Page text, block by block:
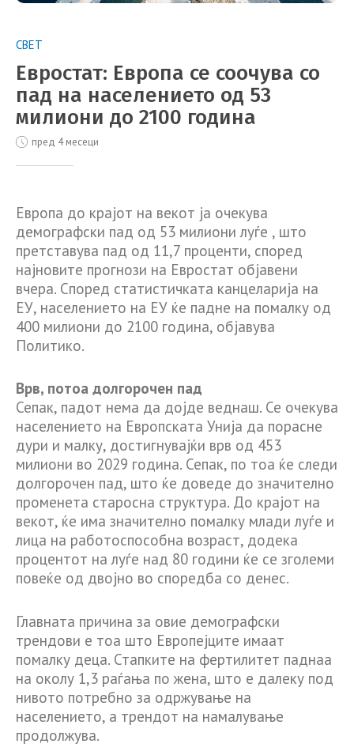
СВЕТ
Евростат: Европа се соочува со
пад на населението од 53
милиони до 2100 година
пред 4 месеци
Европа до крајот на векот ја очекува
демографски пад од 53 милиони луѓе , што
претставува пад од 11,7 проценти, според
најновите прогнози на Евростат објавени
вчера. Според статистичката канцеларија на
ЕУ, населението на ЕУ ќе падне на помалку од
400 милиони до 2100 година, објавува
Политико.
Врв, потоа долгорочен пад
Сепак, падот нема да дојде веднаш. Се очекува
населението на Европската Унија да порасне
дури и малку, достигнувајќи врв од 453
милиони во 2029 година. Сепак, по тоа ќе следи
долгорочен пад, што ќе доведе до значително
променета старосна структура. До крајот на
векот, ќе има значително помалку млади луѓе и
лица на работоспособна возраст, додека
процентот на луѓе над 80 години ќе се зголеми
повеќе од двојно во споредба со денес.
Главната причина за овие демографски
трендови е тоа што Европејците имаат
помалку деца. Стапките на фертилитет паднаа
на околу 1,3 раѓања по жена, што е далеку под
нивото потребно за одржување на
населението, а трендот на намалување
продолжува.